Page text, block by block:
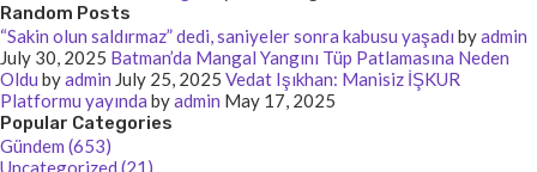
Random Posts
“Sakin olun saldırmaz” dedi, saniyeler sonra kabusu yaşadı byadmin
July 30, 2025 Batman’da Mangal Yangını Tüp Patlamasına Neden
Oldu byadmin July 25, 2025 Vedat Işıkhan: Manisiz İŞKUR
Platformu yayında byadmin May 17, 2025
Popular Categories
Gündem (653)
Uncategorized (21)